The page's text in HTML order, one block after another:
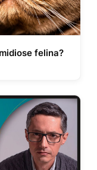
felina?